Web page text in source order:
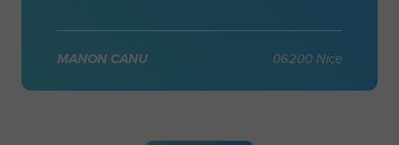
MANON CANU 06200 Nice